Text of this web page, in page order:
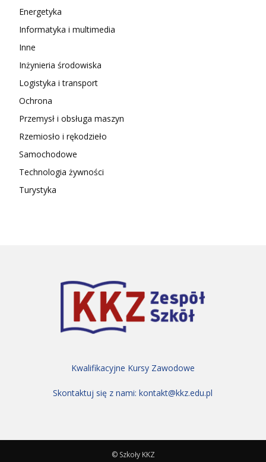
Energetyka
Informatyka i multimedia
Inne
Inżynieria środowiska
Logistyka i transport
Ochrona
Przemysł i obsługa maszyn
Rzemiosło i rękodzieło
Samochodowe
Technologia żywności
Turystyka
Kwalifikacyjne Kursy Zawodowe
Skontaktuj się z nami:kontakt@kkz.edu.pl
© Szkoły KKZ